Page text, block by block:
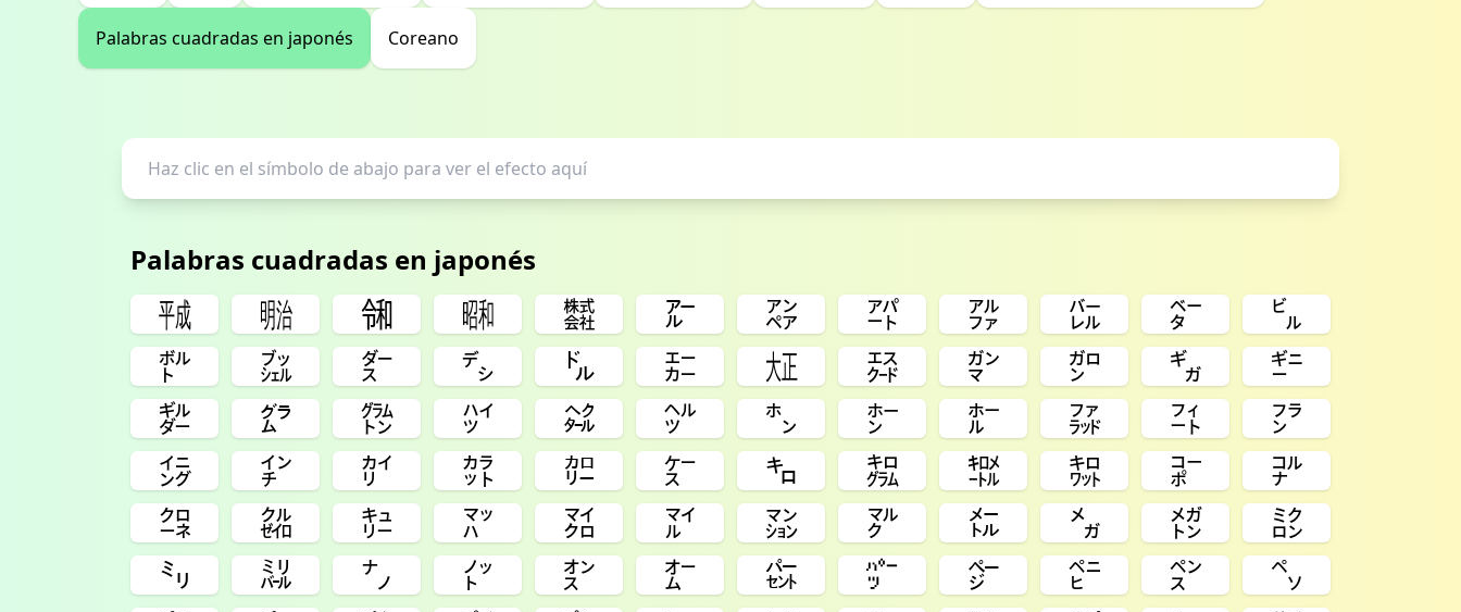
Palabras cuadradas en japonés Coreano
Palabras cuadradas en japonés
㍻ ㍾ ㋿ ㍼ ㍿ ㌃ ㌂ ㌀ ㌁ ㌭ ㌼
㌱
㌾
㌴ ㌤ ㌥ ㌦ ㌈ ㍽ ㌇ ㌏ ㌎ ㌐
㌑
㌓
㌘ ㌙ ㌪ ㌶ ㌹ ㌿ ㍂ ㍁ ㌲ ㌳
㌵
㌄
㌅ ㌋ ㌌ ㌍ ㌜ ㌔ ㌕ ㌖ ㌗ ㌞
㌝
㌛
㌚ ㌒ ㍅ ㍃ ㍄ ㍇ ㍆ ㍍ ㍋ ㍌
㍈
㍉
㍊ ㌨ ㌩ ㌉ ㌊ ㌫ ㌬ ㌻ ㌸ ㌺
㌷